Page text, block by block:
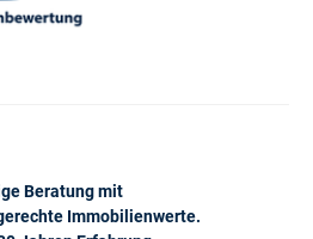
Beratung mit
Immobilienwerte.